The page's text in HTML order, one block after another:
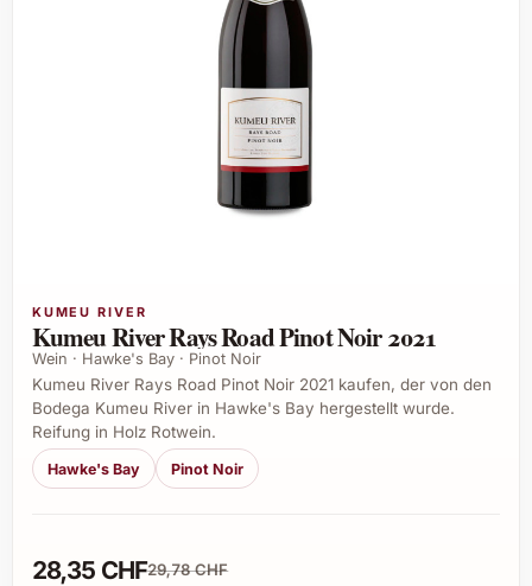
KUMEU RIVER
Kumeu River Rays Road Pinot Noir 2021
Wein · Hawke's Bay · Pinot Noir
Kumeu River Rays Road Pinot Noir 2021 kaufen, der von den
Bodega Kumeu River in Hawke's Bay hergestellt wurde.
Reifung in Holz Rotwein.
Hawke's Bay Pinot Noir
28,35 CHF29,78 CHF